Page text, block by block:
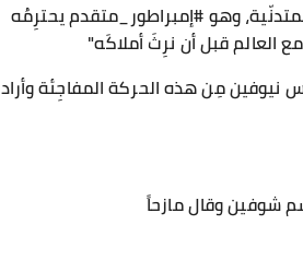
وهو #إمبراطور_متقدم يحترِمُه
العالم قبل أن نرِثَ أملاكَه"
مِن هذه الحركة المفاجِئة وأراد
شوفين وقال مازحاً